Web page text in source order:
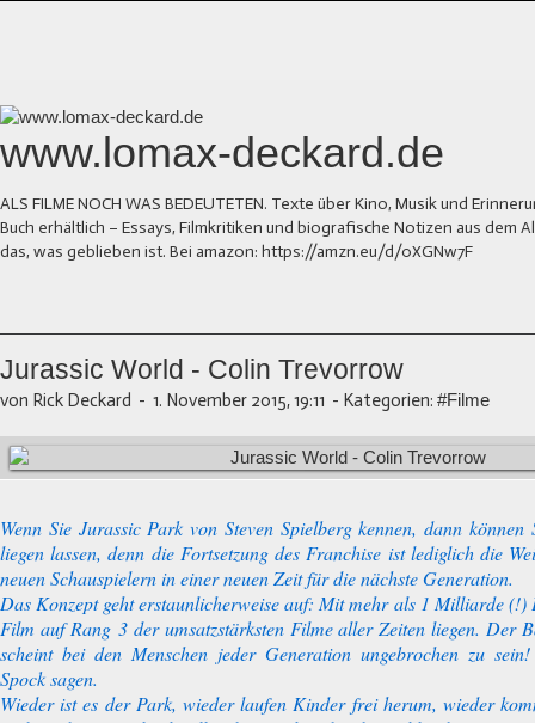
www.lomax-deckard.de
ALS FILME NOCH WAS BEDEUTETEN. Texte über Kino, Musik und
Buch erhältlich – Essays, Filmkritiken und biografische Notizen aus dem
das, was geblieben ist. Bei amazon: https://amzn.eu/d/0XGNw7F
Jurassic World - Colin Trevorrow
von Rick Deckard - 1. November 2015, 19:11 - Kategorien: #Filme
Wenn Sie Jurassic Park von Steven Spielberg kennen, dann
liegen lassen, denn die Fortsetzung des Franchise ist lediglich die
neuen Schauspielern in einer neuen Zeit für die nächste Generation.
Das Konzept geht erstaunlicherweise auf: Mit mehr als 1 Milliarde (!)
Film auf Rang 3 der umsatzstärksten Filme aller Zeiten liegen. Der
scheint bei den Menschen jeder Generation ungebrochen zu
Spock sagen.
Wieder ist es der Park, wieder laufen Kinder frei herum, wieder